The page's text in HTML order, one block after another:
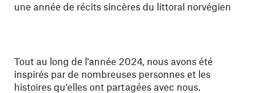
une année de récits sincères du littoral norvégien
Tout au long de l'année 2024, nous avons été
inspirés par de nombreuses personnes et les
histoires qu'elles ont partagées avec nous.